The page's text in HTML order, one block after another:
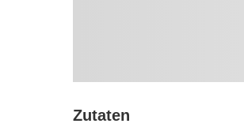
Zutaten